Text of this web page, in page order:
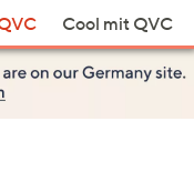
Cool mit QVC